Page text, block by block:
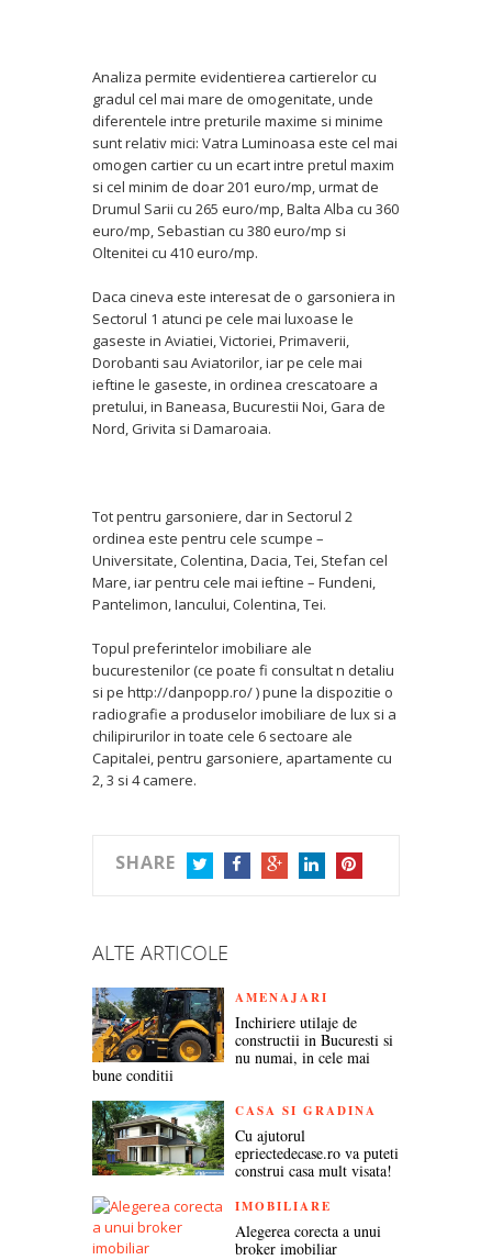
Analiza permite evidentierea cartierelor cu
gradul cel mai mare de omogenitate, unde
diferentele intre preturile maxime si minime
sunt relativ mici: Vatra Luminoasa este cel mai
omogen cartier cu un ecart intre pretul maxim
si cel minim de doar 201 euro/mp, urmat de
Drumul Sarii cu 265 euro/mp, Balta Alba cu 360
euro/mp, Sebastian cu 380 euro/mp si
Oltenitei cu 410 euro/mp.
Daca cineva este interesat de o garsoniera in
Sectorul 1 atunci pe cele mai luxoase le
gaseste in Aviatiei, Victoriei, Primaverii,
Dorobanti sau Aviatorilor, iar pe cele mai
ieftine le gaseste, in ordinea crescatoare a
pretului, in Baneasa, Bucurestii Noi, Gara de
Nord, Grivita si Damaroaia.
Tot pentru garsoniere, dar in Sectorul 2
ordinea este pentru cele scumpe –
Universitate, Colentina, Dacia, Tei, Stefan cel
Mare, iar pentru cele mai ieftine – Fundeni,
Pantelimon, Iancului, Colentina, Tei.
Topul preferintelor imobiliare ale
bucurestenilor (ce poate fi consultat n detaliu
si pe http://danpopp.ro/ ) pune la dispozitie o
radiografie a produselor imobiliare de lux si a
chilipirurilor in toate cele 6 sectoare ale
Capitalei, pentru garsoniere, apartamente cu
2, 3 si 4 camere.
SHARE
ALTE ARTICOLE
AMENAJARI
Inchiriere utilaje de
constructii in Bucuresti si
nu numai, in cele mai
bune conditii
CASA SI GRADINA
Cu ajutorul
epriectedecase.ro va puteti
construi casa mult visata!
IMOBILIARE
Alegerea corecta a unui
broker imobiliar